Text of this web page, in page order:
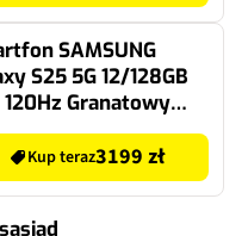
SAMSUNG
S25 5G 12/128GB
Granatowy
Kup teraz3199 zł